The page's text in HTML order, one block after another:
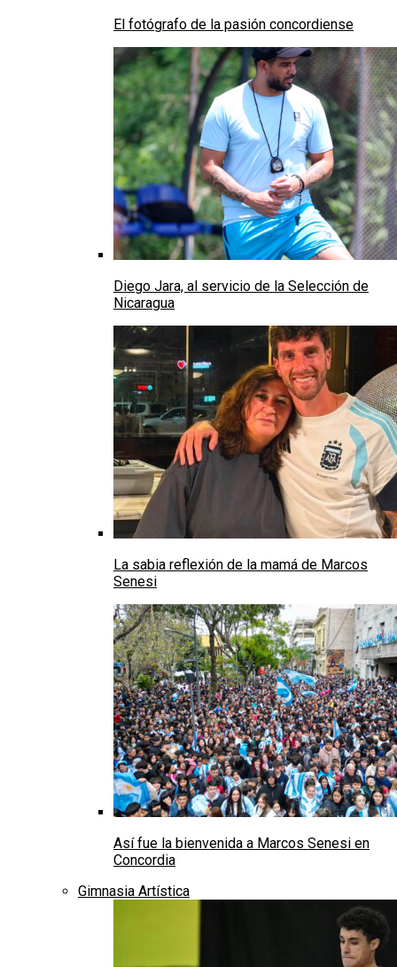
El fotógrafo de la pasión concordiense
Diego Jara, al servicio de la Selección de
Nicaragua
La sabia reflexión de la mamá de Marcos
Senesi
Así fue la bienvenida a Marcos Senesi en
Concordia
Gimnasia Artística